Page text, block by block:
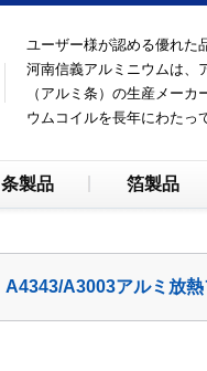
ユーザー様が認める優れた
河南信義アルミニウムは、
（アルミ条）の生産メー
ウムコイルを長年にわたっ
条製品 箔製品
A4343/A3003アルミ放